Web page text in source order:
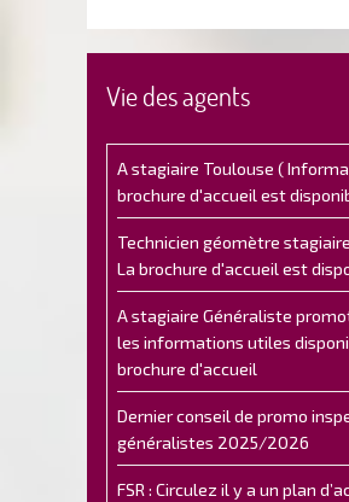
Vie des agents
A stagiaire Toulouse (
brochure d'accueil est
Technicien géomètre
La brochure d'accueil est
A stagiaire Généraliste
les informations utiles
brochure d'accueil
Dernier conseil de promo
généralistes 2025/2026
FSR : Circulez il y a un plan